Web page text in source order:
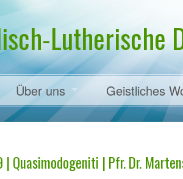
Lutherische
Über uns
Pfarrer Dr. Martens
Geistliches
| Quasimodogeniti | Pfr. Dr.